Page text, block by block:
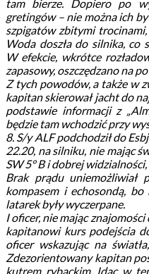
tam bierze. Dopiero po
gretingów – nie można ich
szpigatów zbitymi trocinami,
Woda doszła do silnika, co
W efekcie, wkrótce
zapasowy, oszczędzano na
Z tych powodów, a także w
kapitan skierował jacht do
podstawie informacji z
będzie tam wchodzić przy
8. S/y ALF podchodził do
22.20, na silniku, nie mając
SW 5° B i dobrej
Brak prądu uniemożliwiał
kompasem i echosondą,
latarek były wyczerpane.
I oficer, nie mając
kapitanowi kurs podejścia
oficer wskazując na
Zdezorientowany kapitan
kutrem rybackim. Idąc w